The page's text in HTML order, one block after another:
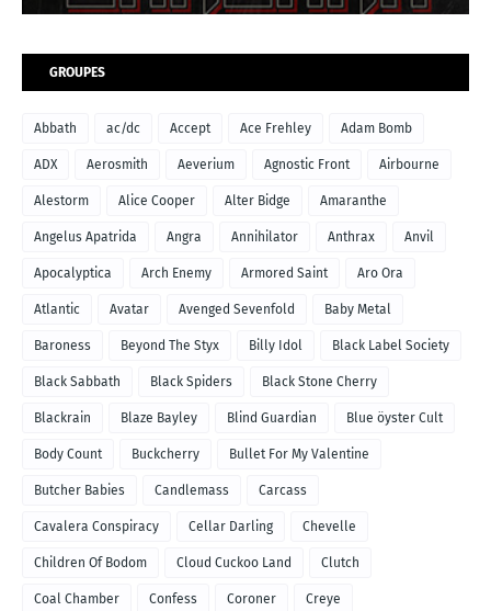
GROUPES
Abbath ac/dc Accept Ace Frehley Adam Bomb
ADX Aerosmith Aeverium Agnostic Front Airbourne
Alestorm Alice Cooper Alter Bidge Amaranthe
Angelus Apatrida Angra Annihilator Anthrax Anvil
Apocalyptica Arch Enemy Armored Saint Aro Ora
Atlantic Avatar Avenged Sevenfold Baby Metal
Baroness Beyond The Styx Billy Idol Black Label Society
Black Sabbath Black Spiders Black Stone Cherry
Blackrain Blaze Bayley Blind Guardian Blue öyster Cult
Body Count Buckcherry Bullet For My Valentine
Butcher Babies Candlemass Carcass
Cavalera Conspiracy Cellar Darling Chevelle
Children Of Bodom Cloud Cuckoo Land Clutch
Coal Chamber Confess Coroner Creye